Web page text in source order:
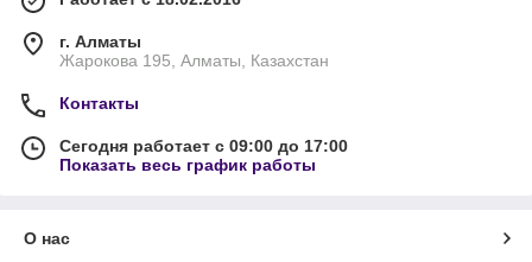
г. Алматы
Жарокова 195, Алматы, Казахстан
Контакты
Сегодня работает с 09:00 до 17:00
Показать весь график работы
О нас